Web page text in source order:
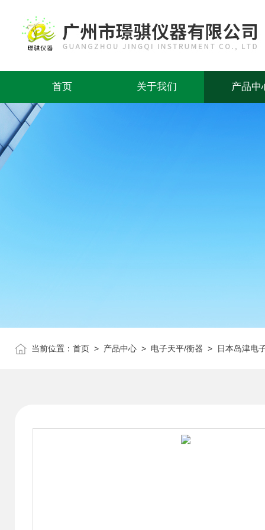
首页 关于我们 产品中
当前位置： 首页 > 产品中心 > 电子天平/衡器 > 日本岛津电